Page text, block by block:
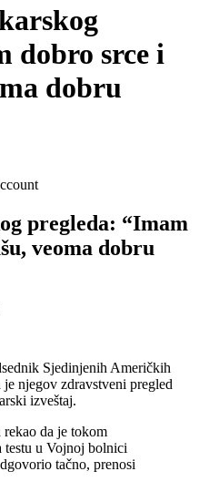
dobro srce i
dobru
pregleda: “Imam
veoma dobru
Sjedinjenih Američkih
njegov zdravstveni pregled
izveštaj.
da je tokom
testu u Vojnoj bolnici
tačno, prenosi